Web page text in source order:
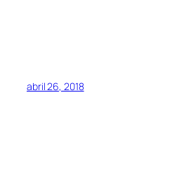
abril 26, 2018